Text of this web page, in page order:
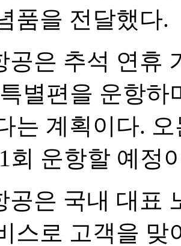
품을 전달했다.
공은 추석 연휴
별편을 운항
는 계획이다.
회 운항할 예정
공은 국내 대표
스로 고객을 맞